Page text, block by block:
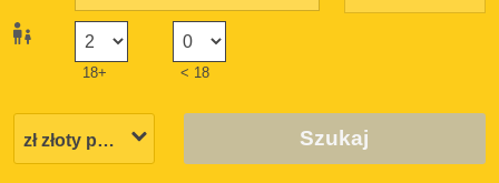
18+ < 18
Szukaj